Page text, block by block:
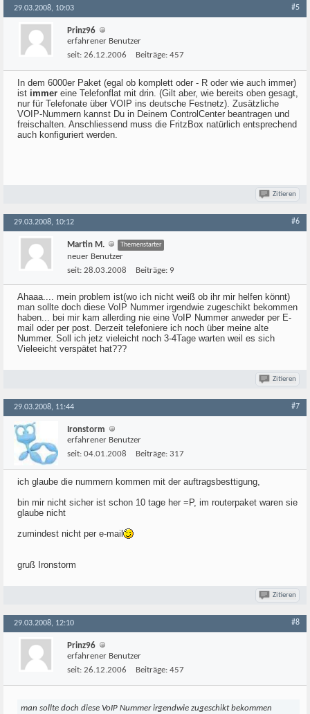
29.03.2008, 10:03 #5
Prinz96
erfahrener Benutzer
seit: 26.12.2006 Beiträge: 457
In dem 6000er Paket (egal ob komplett oder - R oder wie auch immer)
ist immer eine Telefonflat mit drin. (Gilt aber, wie bereits oben gesagt,
nur für Telefonate über VOIP ins deutsche Festnetz). Zusätzliche
VOIP-Nummern kannst Du in Deinem ControlCenter beantragen und
freischalten. Anschliessend muss die FritzBox natürlich entsprechend
auch konfiguriert werden.
Zitieren
29.03.2008, 10:12 #6
Martin M. Themenstarter
neuer Benutzer
seit: 28.03.2008 Beiträge: 9
Ahaaa.... mein problem ist(wo ich nicht weiß ob ihr mir helfen könnt)
man sollte doch diese VoIP Nummer irgendwie zugeschikt bekommen
haben... bei mir kam allerding nie eine VoIP Nummer anweder per E-
mail oder per post. Derzeit telefoniere ich noch über meine alte
Nummer. Soll ich jetz vieleicht noch 3-4Tage warten weil es sich
Vieleeicht verspätet hat???
Zitieren
29.03.2008, 11:44 #7
Ironstorm
erfahrener Benutzer
seit: 04.01.2008 Beiträge: 317
ich glaube die nummern kommen mit der auftragsbesttigung,
bin mir nicht sicher ist schon 10 tage her =P, im routerpaket waren sie
glaube nicht
zumindest nicht per e-mail
gruß Ironstorm
Zitieren
29.03.2008, 12:10 #8
Prinz96
erfahrener Benutzer
seit: 26.12.2006 Beiträge: 457
man sollte doch diese VoIP Nummer irgendwie zugeschikt bekommen